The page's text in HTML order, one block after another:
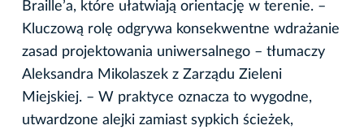
Braille’a, które ułatwiają orientację w terenie. –
Kluczową rolę odgrywa konsekwentne wdrażanie
zasad projektowania uniwersalnego – tłumaczy
Aleksandra Mikolaszek z Zarządu Zieleni
Miejskiej. – W praktyce oznacza to wygodne,
utwardzone alejki zamiast sypkich ścieżek,